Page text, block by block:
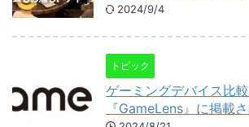
2024/9/4
トピック
ゲーミングデバイス比
『GameLens』に掲載